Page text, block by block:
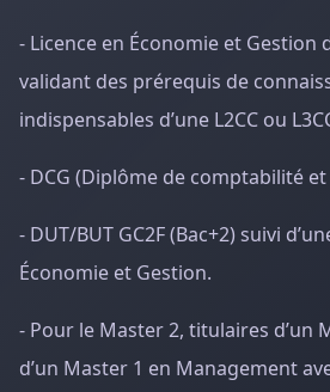
- Licence en Économie et Gestion
validant des prérequis de
indispensables d’une L2CC ou
- DCG (Diplôme de comptabilité
- DUT/BUT GC2F (Bac+2) suivi
Économie et Gestion.
- Pour le Master 2, titulaires d’un
d’un Master 1 en Management